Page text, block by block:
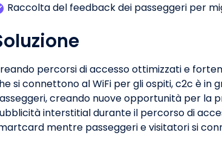
Raccolta del feedback dei passeggeri per
percorsi di accesso ottimizzati e
si connettono al WiFi per gli ospiti, c2c è in
creando nuove opportunità per la
interstitial durante il percorso di
mentre passeggeri e visitatori si